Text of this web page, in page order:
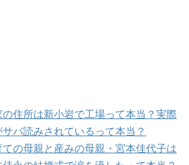
の住所は新小岩で工場って本当？実際
バ読みされているって本当？
の母親と産みの母親・宮本佳代子は